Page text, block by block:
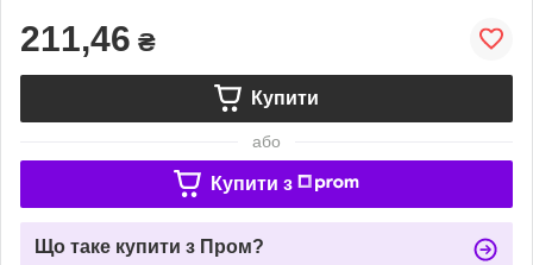
211,46 ₴
Купити
або
Купити з
Що таке купити з Пром?